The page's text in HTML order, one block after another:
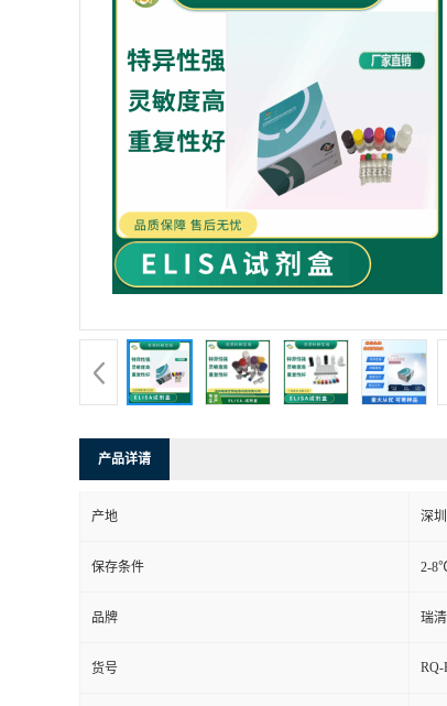
产品详请
产地 深圳
保存条件 2-
品牌 瑞清
货号 RQ-